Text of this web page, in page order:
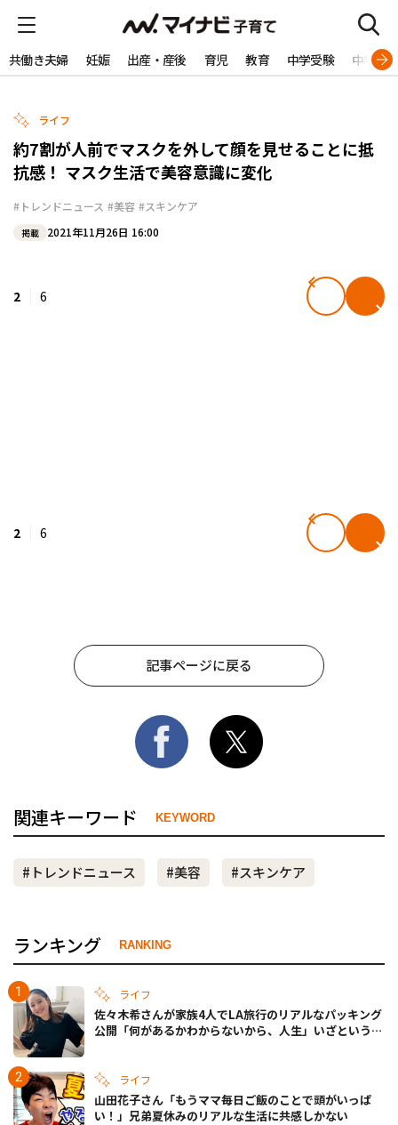
共働き夫婦 妊娠 出産・産後 育児 教育 中学受験 中学生
ライフ
約7割が人前でマスクを外して顔を見せることに抵
抗感！ マスク生活で美容意識に変化
#トレンドニュース #美容 #スキンケア
掲載 2021年11月26日 16:00
2 6
2 6
記事ページに戻る
関連キーワード KEYWORD
#トレンドニュース #美容 #スキンケア
ランキング RANKING
ライフ
佐々木希さんが家族4人でLA旅行のリアルなパッキング
公開「何があるかわからないから、人生」いざというと
ライフ
山田花子さん「もうママ毎日ご飯のことで頭がいっぱ
い！」兄弟夏休みのリアルな生活に共感しかない